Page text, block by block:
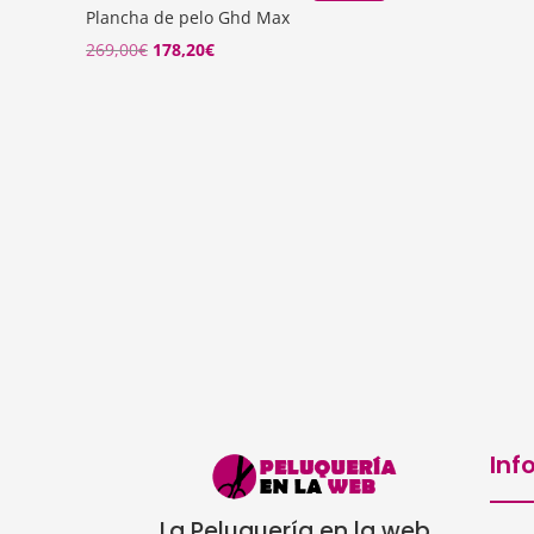
Plancha de pelo Ghd Max
269,00€ El
178,20€El